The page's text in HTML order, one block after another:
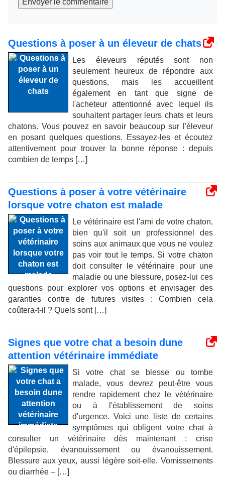
Envoyer le commentaire
Questions à poser à un éleveur de chats
Les éleveurs réputés sont non
seulement heureux de répondre aux
questions, mais les accueillent
également en tant que signe de
l'acheteur attentionné avec lequel ils
souhaitent partager leurs chats et leurs
chatons. Vous pouvez en savoir beaucoup sur l'éleveur
en posant quelques questions. Essayez-les et écoutez
attentivement pour trouver la bonne réponse : depuis
combien de temps […]
Questions à poser à votre vétérinaire
lorsque votre chaton est malade
Le vétérinaire est l'ami de votre chaton,
bien qu'il soit un professionnel des
soins aux animaux que vous ne voulez
pas voir tout le temps. Si votre chaton
doit consulter le vétérinaire pour une
maladie ou une blessure, posez-lui ces
questions pour explorer vos options et envisager des
garanties contre de futures visites : Combien cela
coûtera-t-il ? Quels sont […]
Signes que votre chat a besoin dune
attention vétérinaire immédiate
Si votre chat se blesse ou tombe
malade, vous devrez peut-être vous
rendre rapidement chez le vétérinaire
ou à l'établissement de soins
d'urgence. Voici une liste de certains
symptômes qui obligent votre chat à
consulter un vétérinaire dès maintenant : crise
d'épilepsie, évanouissement ou évanouissement.
Blessure aux yeux, aussi légère soit-elle. Vomissements
ou diarrhée – […]